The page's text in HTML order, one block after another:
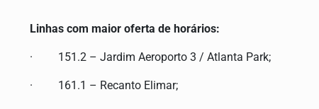
Linhas com maior oferta de horários:
· 151.2 – Jardim Aeroporto 3 / Atlanta Park;
· 161.1 – Recanto Elimar;